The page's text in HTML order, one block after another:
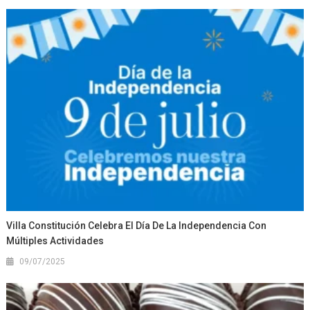
Villa Constitución Celebra El Día De La Independencia Con
Múltiples Actividades
09/07/2025